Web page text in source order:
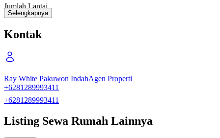
Jumlah Lantai
2
Kamar Tidur
4
Kamar Mandi
Kamar Tidur Pembantu
1
-
Selengkapnya
Kontak
Ray White Pakuwon IndahAgen Properti
+6281289993411
+6281289993411
Listing Sewa Rumah Lainnya